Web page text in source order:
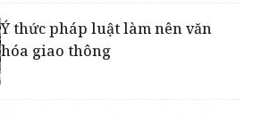
Ý thức pháp luật làm nên văn
hóa giao thông